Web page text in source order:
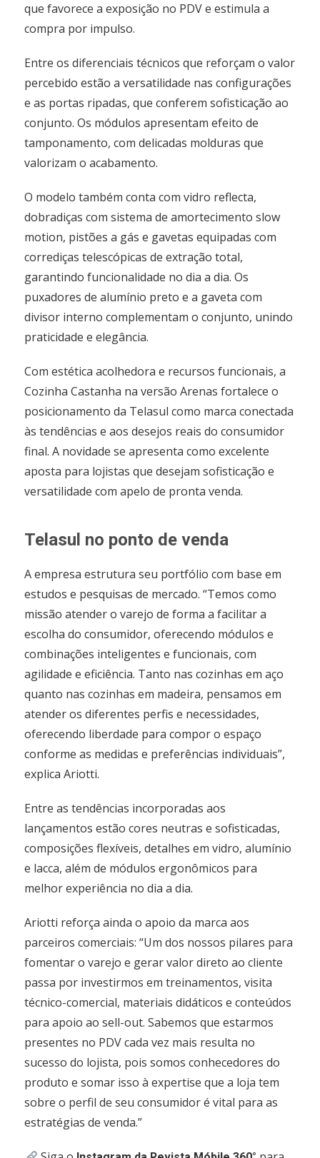
que favorece a exposição no PDV e estimula a
compra por impulso.
Entre os diferenciais técnicos que reforçam o valor
percebido estão a versatilidade nas configurações
e as portas ripadas, que conferem sofisticação ao
conjunto. Os módulos apresentam efeito de
tamponamento, com delicadas molduras que
valorizam o acabamento.
O modelo também conta com vidro reflecta,
dobradiças com sistema de amortecimento slow
motion, pistões a gás e gavetas equipadas com
corrediças telescópicas de extração total,
garantindo funcionalidade no dia a dia. Os
puxadores de alumínio preto e a gaveta com
divisor interno complementam o conjunto, unindo
praticidade e elegância.
Com estética acolhedora e recursos funcionais, a
Cozinha Castanha na versão Arenas fortalece o
posicionamento da Telasul como marca conectada
às tendências e aos desejos reais do consumidor
final. A novidade se apresenta como excelente
aposta para lojistas que desejam sofisticação e
versatilidade com apelo de pronta venda.
Telasul no ponto de venda
A empresa estrutura seu portfólio com base em
estudos e pesquisas de mercado. “Temos como
missão atender o varejo de forma a facilitar a
escolha do consumidor, oferecendo módulos e
combinações inteligentes e funcionais, com
agilidade e eficiência. Tanto nas cozinhas em aço
quanto nas cozinhas em madeira, pensamos em
atender os diferentes perfis e necessidades,
oferecendo liberdade para compor o espaço
conforme as medidas e preferências individuais”,
explica Ariotti.
Entre as tendências incorporadas aos
lançamentos estão cores neutras e sofisticadas,
composições flexíveis, detalhes em vidro, alumínio
e lacca, além de módulos ergonômicos para
melhor experiência no dia a dia.
Ariotti reforça ainda o apoio da marca aos
parceiros comerciais: “Um dos nossos pilares para
fomentar o varejo e gerar valor direto ao cliente
passa por investirmos em treinamentos, visita
técnico-comercial, materiais didáticos e conteúdos
para apoio ao sell-out. Sabemos que estarmos
presentes no PDV cada vez mais resulta no
sucesso do lojista, pois somos conhecedores do
produto e somar isso à expertise que a loja tem
sobre o perfil de seu consumidor é vital para as
estratégias de venda.”